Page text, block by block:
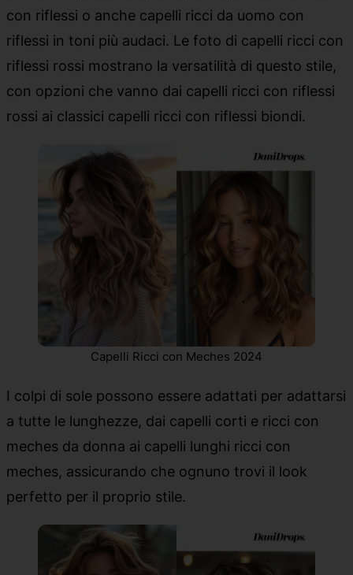
con riflessi o anche capelli ricci da uomo con
riflessi in toni più audaci. Le foto di capelli ricci con
riflessi rossi mostrano la versatilità di questo stile,
con opzioni che vanno dai capelli ricci con riflessi
rossi ai classici capelli ricci con riflessi biondi.
Capelli Ricci con Meches 2024
I colpi di sole possono essere adattati per adattarsi
a tutte le lunghezze, dai capelli corti e ricci con
meches da donna ai capelli lunghi ricci con
meches, assicurando che ognuno trovi il look
perfetto per il proprio stile.